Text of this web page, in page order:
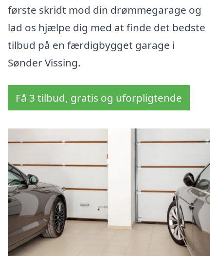
første skridt mod din drømmegarage og
lad os hjælpe dig med at finde det bedste
tilbud på en færdigbygget garage i
Sønder Vissing.
Få 3 tilbud, gratis og uforpligtende